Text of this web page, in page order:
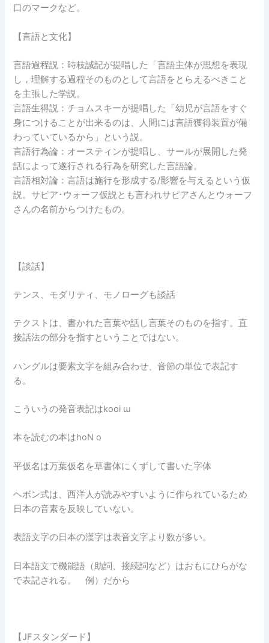
口のマークなど。
【言語と文化】
言語過程説：時枝誠記が提唱した「言語主体が思想を表現
し，理解する過程そのものとして言語をとらえるべきこと
を主張した学説。
言語生得説：チョムスキーが提唱した「幼児が言語をすぐ
身につけることが出来るのは、人間には言語獲得装置が備
わっていているから」という説。
言語行為論：オースティンが提唱し、サールが展開した発
話によって遂行される行為を研究した言語論。
言語相対論：言語は施行を形成する/影響を与えるという仮
説。サピア･ウォーフ仮説とも言われサピアさんとウォーフ
さんの名前からつけたもの。
【談話】
テンス、モダリティ、モノローグも談話
テクストは、書かれた言葉や話し言葉そのものを指す。直
接話法の部分を指すということではない。
ハングルは要素文字を組み合わせ、音節の単位で表記す
る。
こういうの発音表記はkooi ɯ
本を読むの本はhoN o
平仮名は万葉仮名を草書体にくずして書いた字体
ヘボン式は、西洋人が読みやすいように作られているため
日本の音素を反映していない。
表語文字の日本の漢字は表音文字より数が多い。
日本語文で機能語（助詞、接続詞など）はおもにひらがな
で表記される。 例）だから
【JFスタンダード】